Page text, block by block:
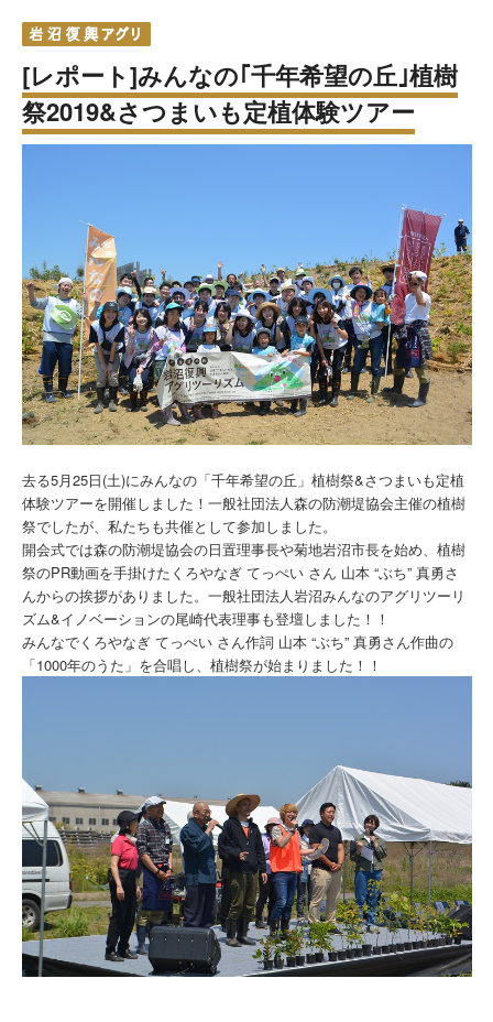
[レポート]みんなの｢千年希望の丘｣植樹
祭2019&さつまいも定植体験ツアー
去る5月25日(土)にみんなの「千年希望の丘」植樹祭&さつまいも定植
体験ツアーを開催しました！一般社団法人森の防潮堤協会主催の植樹
祭でしたが、私たちも共催として参加しました。
開会式では森の防潮堤協会の日置理事長や菊地岩沼市長を始め、植樹
祭のPR動画を手掛けたくろやなぎ てっぺい さん 山本 “ぶち” 真勇さ
んからの挨拶がありました。一般社団法人岩沼みんなのアグリツーリ
ズム&イノベーションの尾崎代表理事も登壇しました！！
みんなでくろやなぎ てっぺい さん作詞 山本 “ぶち” 真勇さん作曲の
「1000年のうた」を合唱し、植樹祭が始まりました！！